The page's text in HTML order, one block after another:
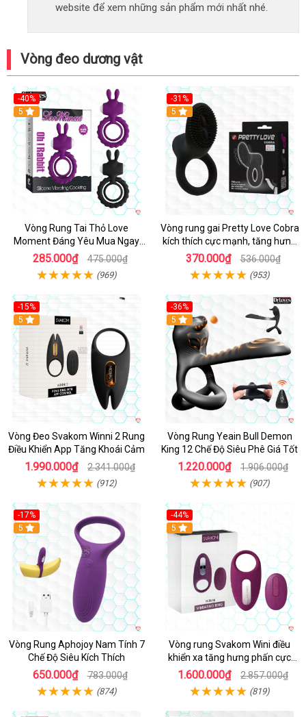
website để xem những sản phẩm mới nhất nhé.
Vòng đeo dương vật
-40%
5
Vòng Rung Tai Thỏ Love
Moment Đáng Yêu Mua Ngay
Giá Tốt
285.000₫ 475.000₫
(969)
-31%
5
Vòng rung gai Pretty Love Cobra
kích thích cực mạnh, tăng hưng
phấn
370.000₫ 536.000₫
(953)
-15%
Hot
5
Vòng Đeo Svakom Winni 2 Rung
Điều Khiển App Tăng Khoái Cảm
1.990.000₫ 2.341.000₫
(912)
-36%
Hot
5
Vòng Rung Yeain Bull Demon
King 12 Chế Độ Siêu Phê Giá Tốt
1.220.000₫ 1.906.000₫
(907)
-17%
Hot
5
Vòng Rung Aphojoy Nam Tính 7
Chế Độ Siêu Kích Thích
650.000₫ 783.000₫
(874)
-44%
5
Vòng rung Svakom Wini điều
khiển xa tăng hưng phấn cực
đỉnh
1.600.000₫ 2.857.000₫
(819)